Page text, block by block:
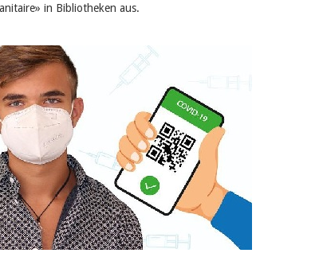
in Bibliotheken aus.